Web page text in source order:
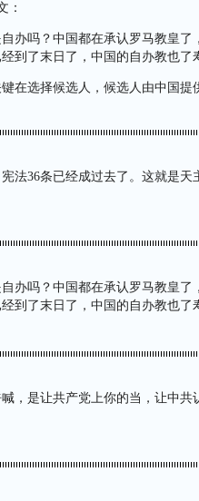
：
办吗？中国都在承认罗马教皇
到了末日了，中国的自办教也
在选择候选人，候选人由中国
法36条已经成过去了。这就是天
办吗？中国都在承认罗马教皇
到了末日了，中国的自办教也
，是让共产党上你的当，让中